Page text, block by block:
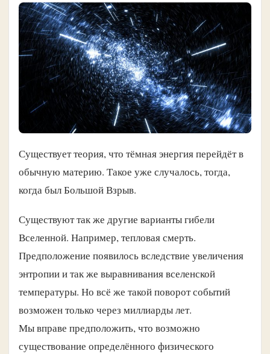
Существует теория, что тёмная энергия перейдёт в
обычную материю. Такое уже случалось, тогда,
когда был Большой Взрыв.
Существуют так же другие варианты гибели
Вселенной. Например, тепловая смерть.
Предположение появилось вследствие увеличения
энтропии и так же выравнивания вселенской
температуры. Но всё же такой поворот событий
возможен только через миллиарды лет.
Мы вправе предположить, что возможно
существование определённого физического